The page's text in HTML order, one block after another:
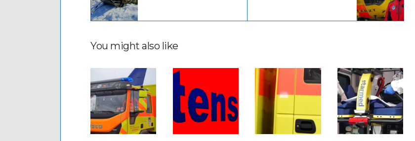
You might also like